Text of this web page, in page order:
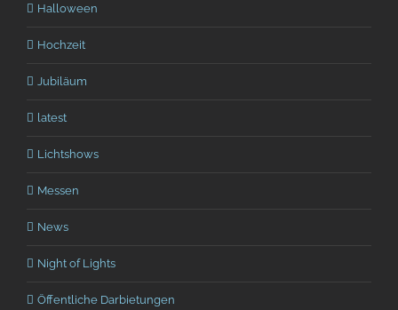
Halloween
Hochzeit
Jubiläum
latest
Lichtshows
Messen
News
Night of Lights
Öffentliche Darbietungen